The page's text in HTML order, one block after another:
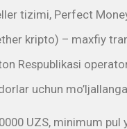
tizimi, Perfect
kripto) – maxfiy
Respublikasi
uchun
UZS, minimum